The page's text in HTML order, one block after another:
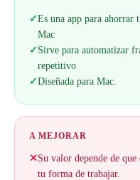
✓Es una app para
Mac
✓ Sirve para automatizar
repetitivo
✓Diseñada para Mac.
A MEJORAR
✕Su valor depende de que
tu forma de trabajar.